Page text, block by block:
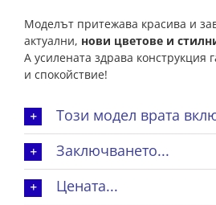
Моделът притежава красива и
актуални, нови цветове и
А усилената здрава конструкция
и спокойствие!
Този модел врата
Заключването...
Цената...